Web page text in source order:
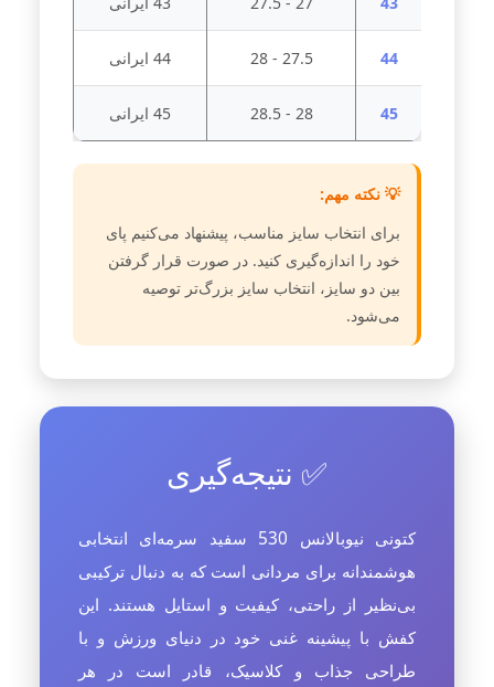
44
27.5 - 28 44 ایرانی
45
28 - 28.5 45 ایرانی
💡 نکته مهم:
برای انتخاب سایز مناسب، پیشنهاد می‌کنیم پای
خود را اندازه‌گیری کنید. در صورت قرار گرفتن
بین دو سایز، انتخاب سایز بزرگ‌تر توصیه
می‌شود.
✅ نتیجه‌گیری
کتونی نیوبالانس 530 سفید سرمه‌ای انتخابی
هوشمندانه برای مردانی است که به دنبال ترکیبی
بی‌نظیر از راحتی، کیفیت و استایل هستند. این
کفش با پیشینه غنی خود در دنیای ورزش و با
طراحی جذاب و کلاسیک، قادر است در هر